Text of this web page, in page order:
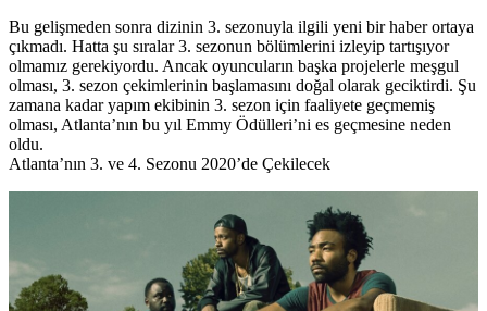
Bu gelişmeden sonra dizinin 3. sezonuyla ilgili yeni bir haber ortaya
çıkmadı. Hatta şu sıralar 3. sezonun bölümlerini izleyip tartışıyor
olmamız gerekiyordu. Ancak oyuncuların başka projelerle meşgul
olması, 3. sezon çekimlerinin başlamasını doğal olarak geciktirdi. Şu
zamana kadar yapım ekibinin 3. sezon için faaliyete geçmemiş
olması, Atlanta’nın bu yıl Emmy Ödülleri’ni es geçmesine neden
oldu.
Atlanta’nın 3. ve 4. Sezonu 2020’de Çekilecek